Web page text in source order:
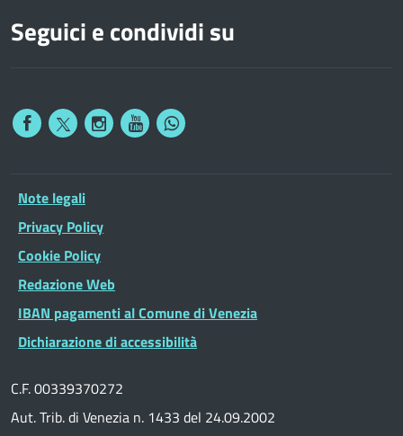
Seguici e condividi su
Note legali
Privacy Policy
Cookie Policy
Redazione Web
IBAN pagamenti al Comune di Venezia
Dichiarazione di accessibilità
C.F. 00339370272
Aut. Trib. di Venezia n. 1433 del 24.09.2002